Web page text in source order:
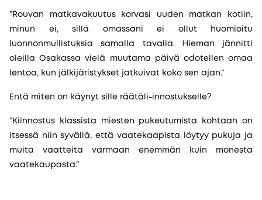
”Rouvan matkavakuutus korvasi uuden matkan kotiin,
minun ei, sillä omassani ei ollut huomioitu
luonnonmullistuksia samalla tavalla. Hieman jännitti
oleilla Osakassa vielä muutama päivä odotellen omaa
lentoa, kun jälkijäristykset jatkuivat koko sen ajan.”
Entä miten on käynyt sille räätäli-innostukselle?
”Kiinnostus klassista miesten pukeutumista kohtaan on
itsessä niin syvällä, että vaatekaapista löytyy pukuja ja
muita vaatteita varmaan enemmän kuin monesta
vaatekaupasta.”